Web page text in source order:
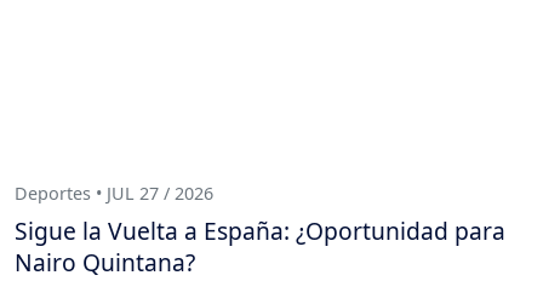
Deportes • JUL 27 / 2026
Sigue la Vuelta a España: ¿Oportunidad para
Nairo Quintana?